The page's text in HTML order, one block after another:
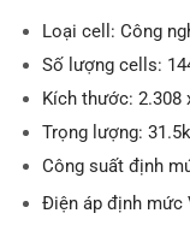
Loại cell: Công
Số lượng cells:
Kích thước: 2.308
Trọng lượng:
Công suất định
Điện áp định mức